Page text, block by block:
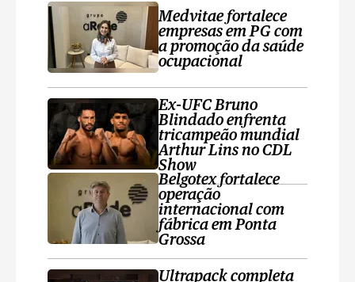
Medvitae fortalece
empresas em PG com
a promoção da saúde
ocupacional
Ex-UFC Bruno
Blindado enfrenta
tricampeão mundial
Arthur Lins no CDL
Show
Belgotex fortalece
operação
internacional com
fábrica em Ponta
Grossa
Ultrapack completa